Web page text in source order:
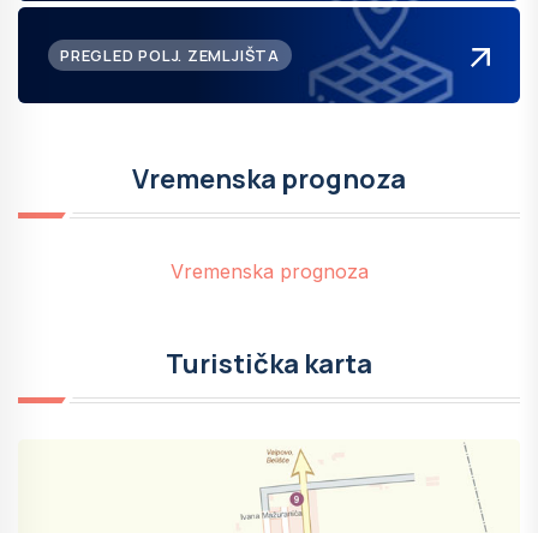
PREGLED POLJ. ZEMLJIŠTA
Vremenska prognoza
Vremenska prognoza
Turistička karta